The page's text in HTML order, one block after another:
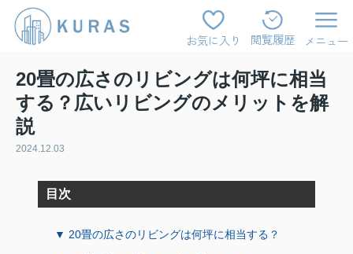
お気に入り 閲覧履歴 メニュー
20畳の広さのリビングは何坪に相当
する？広いリビングのメリットを解
説
2024.12.03
目次
▼ 20畳の広さのリビングは何坪に相当する？